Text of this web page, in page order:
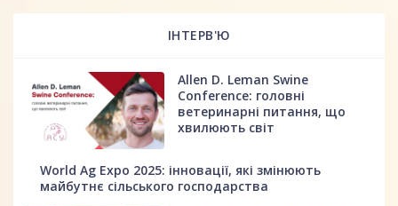
ІНТЕРВ'Ю
Allen D. Leman Swine
Conference: головні
ветеринарні питання, що
хвилюють світ
World Ag Expo 2025: інновації, які змінюють
майбутнє сільського господарства